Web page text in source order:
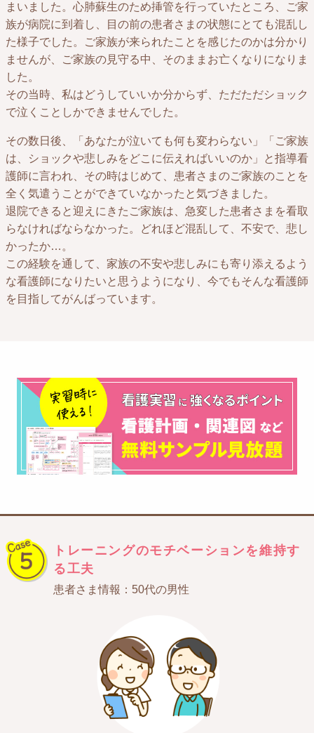
まいました。心肺蘇生のため挿管を行っていたところ、ご家
族が病院に到着し、目の前の患者さまの状態にとても混乱し
た様子でした。ご家族が来られたことを感じたのかは分かり
ませんが、ご家族の見守る中、そのままお亡くなりになりま
した。
その当時、私はどうしていいか分からず、ただただショック
で泣くことしかできませんでした。
その数日後、「あなたが泣いても何も変わらない」「ご家族
は、ショックや悲しみをどこに伝えればいいのか」と指導看
護師に言われ、その時はじめて、患者さまのご家族のことを
全く気遣うことができていなかったと気づきました。
退院できると迎えにきたご家族は、急変した患者さまを看取
らなければならなかった。どれほど混乱して、不安で、悲し
かったか…。
この経験を通して、家族の不安や悲しみにも寄り添えるよう
な看護師になりたいと思うようになり、今でもそんな看護師
を目指してがんばっています。
トレーニングのモチベーションを維持す
る工夫
患者さま情報：50代の男性